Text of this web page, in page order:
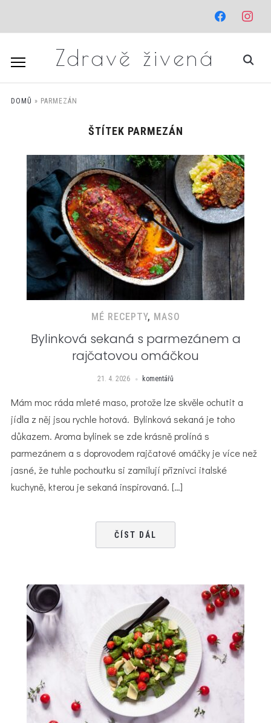
facebook
Zdravě živená
DOMŮ » PARMEZÁN
ŠTÍTEK PARMEZÁN
MÉ RECEPTY, MASO
Bylinková sekaná s parmezánem a
rajčatovou omáčkou
21. 4. 2026 komentářů
Mám moc ráda mleté maso, protože lze skvěle ochutit a
jídla z něj jsou rychle hotová. Bylinková sekaná je toho
důkazem. Aroma bylinek se zde krásně prolíná s
parmezánem a s doprovodem rajčatové omáčky je více než
jasné, že tuhle pochoutku si zamilují přiznivci italské
kuchyně, kterou je sekaná inspirovaná. […]
ČÍST DÁL